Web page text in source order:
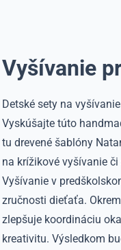
Vyšívanie
Detské sety na
Vyskúšajte túto
tu drevené šablóny
na krížikové vyšívanie
Vyšívanie v
zručnosti dieťaťa.
zlepšuje koordináciu
kreativitu. Výsledkom